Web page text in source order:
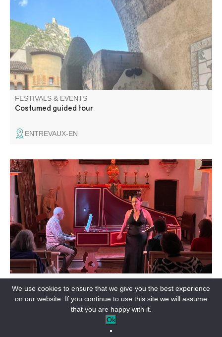
streets and discover the daily life of an 18th century
stronghold.
FESTIVALS & EVENTS
Costumed guided tour
ENTREVAUX-EN
The Asse-Arcadie festival helps to create an annual
meeting place where practitioners of early art music from
around the Mediterranean and Europe can share the
fruits of their passion.
Festival Asse Arcadie
We use cookies to ensure that we give you the best experience
on our website. If you continue to use this site we will assume
that you are happy with it.
Ok